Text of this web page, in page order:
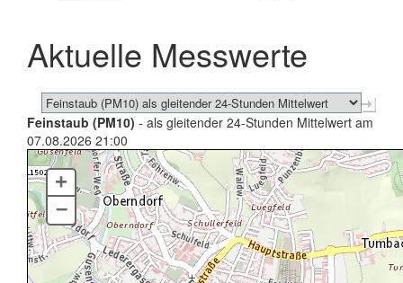
schließen
Aktuelle Messwerte
Feinstaub (PM10) - als gleitender 24-Stunden Mittelwert am
07.08.2026 21:00
+
–